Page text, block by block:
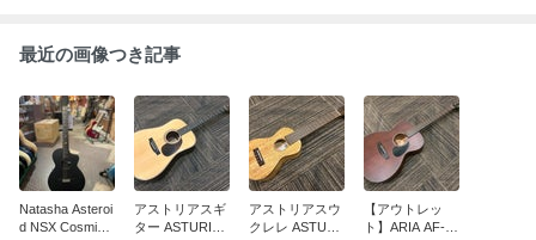
最近の画像つき記事
Natasha Asteroi
d NSX Cosmic
アストリアスギ
ター ASTURIAS
アストリアスウ
クレレ ASTURI
【アウトレッ
ト】ARIA AF-10